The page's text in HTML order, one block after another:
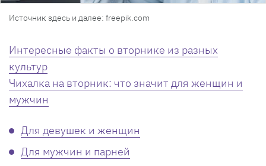
Источник здесь и далее: freepik.com
Интересные факты о вторнике из разных
культур
Чихалка на вторник: что значит для женщин и
мужчин
Для девушек и женщин
Для мужчин и парней